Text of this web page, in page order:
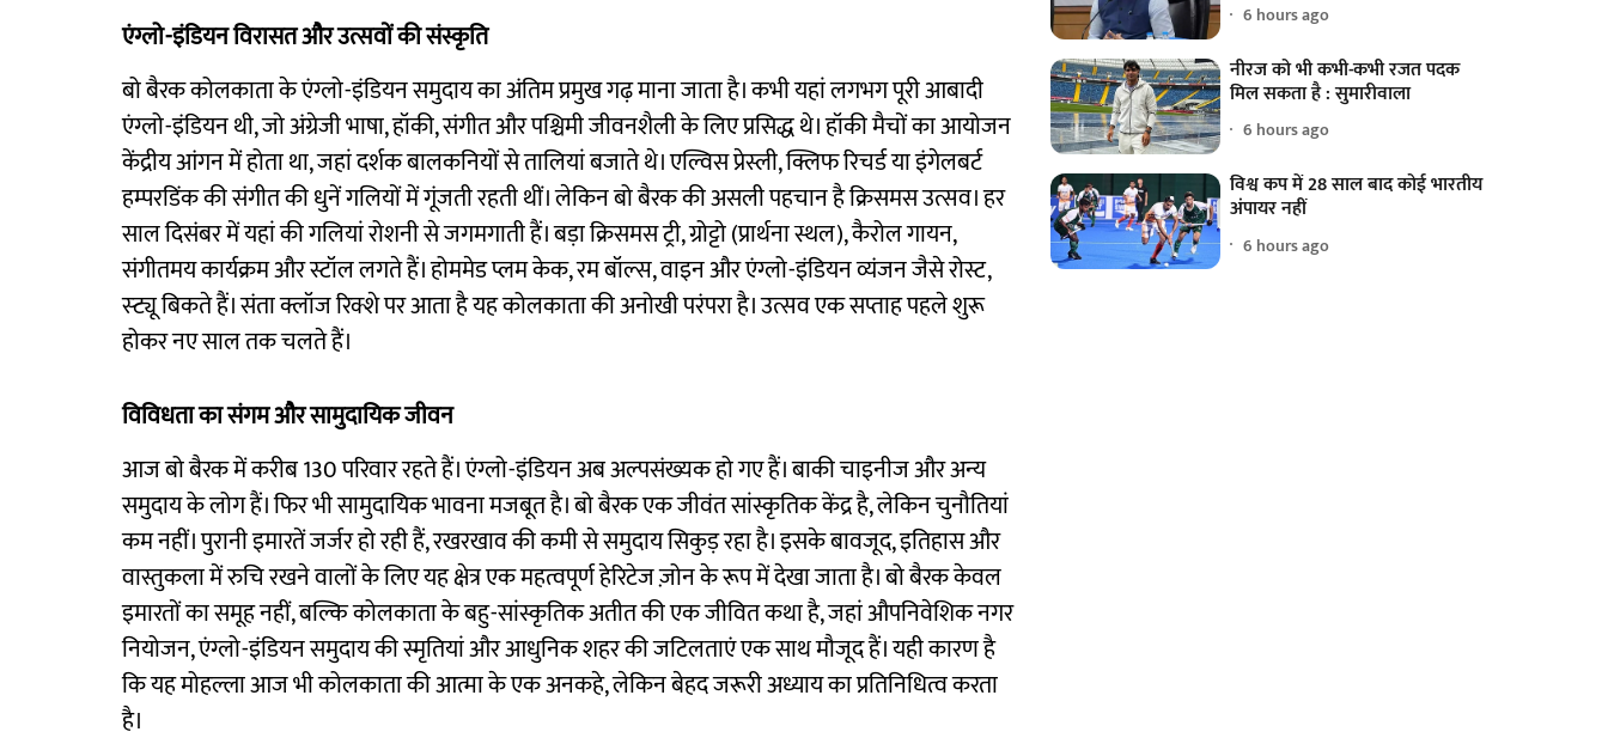
एंग्लो-इंडियन विरासत और उत्सवों की संस्कृति
बो बैरक कोलकाता के एंग्लो-इंडियन समुदाय का अंतिम प्रमुख गढ़ माना जाता है। कभी यहां लगभग पूरी आबादी
एंग्लो-इंडियन थी, जो अंग्रेजी भाषा, हॉकी, संगीत और पश्चिमी जीवनशैली के लिए प्रसिद्ध थे। हॉकी मैचों का आयोजन
केंद्रीय आंगन में होता था, जहां दर्शक बालकनियों से तालियां बजाते थे। एल्विस प्रेस्ली, क्लिफ रिचर्ड या इंगेलबर्ट
हम्परडिंक की संगीत की धुनें गलियों में गूंजती रहती थीं। लेकिन बो बैरक की असली पहचान है क्रिसमस उत्सव। हर
साल दिसंबर में यहां की गलियां रोशनी से जगमगाती हैं। बड़ा क्रिसमस ट्री, ग्रोट्टो (प्रार्थना स्थल), कैरोल गायन,
संगीतमय कार्यक्रम और स्टॉल लगते हैं। होममेड प्लम केक, रम बॉल्स, वाइन और एंग्लो-इंडियन व्यंजन जैसे रोस्ट,
स्ट्यू बिकते हैं। संता क्लॉज रिक्शे पर आता है यह कोलकाता की अनोखी परंपरा है। उत्सव एक सप्ताह पहले शुरू
होकर नए साल तक चलते हैं।
विविधता का संगम और सामुदायिक जीवन
आज बो बैरक में करीब 130 परिवार रहते हैं। एंग्लो-इंडियन अब अल्पसंख्यक हो गए हैं। बाकी चाइनीज और अन्य
समुदाय के लोग हैं। फिर भी सामुदायिक भावना मजबूत है। बो बैरक एक जीवंत सांस्कृतिक केंद्र है, लेकिन चुनौतियां
कम नहीं। पुरानी इमारतें जर्जर हो रही हैं, रखरखाव की कमी से समुदाय सिकुड़ रहा है। इसके बावजूद, इतिहास और
वास्तुकला में रुचि रखने वालों के लिए यह क्षेत्र एक महत्वपूर्ण हेरिटेज ज़ोन के रूप में देखा जाता है। बो बैरक केवल
इमारतों का समूह नहीं, बल्कि कोलकाता के बहु-सांस्कृतिक अतीत की एक जीवित कथा है, जहां औपनिवेशिक नगर
नियोजन, एंग्लो-इंडियन समुदाय की स्मृतियां और आधुनिक शहर की जटिलताएं एक साथ मौजूद हैं। यही कारण है
कि यह मोहल्ला आज भी कोलकाता की आत्मा के एक अनकहे, लेकिन बेहद जरूरी अध्याय का प्रतिनिधित्व करता
है।
6 hours ago
नीरज को भी कभी-कभी रजत पदक
मिल सकता है : सुमारीवाला
6 hours ago
विश्व कप में 28 साल बाद कोई भारतीय
अंपायर नहीं
6 hours ago